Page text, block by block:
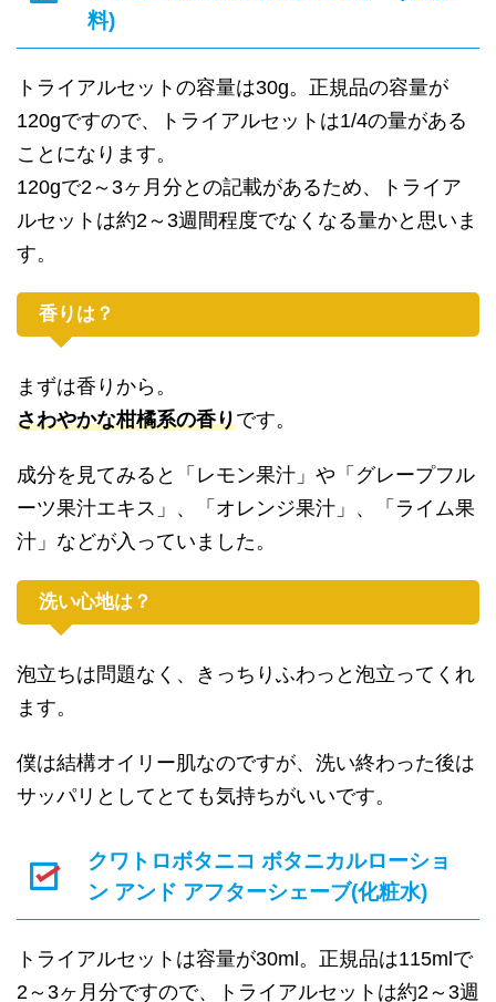
料)
トライアルセットの容量は30g。正規品の容量が
120gですので、トライアルセットは1/4の量がある
ことになります。
120gで2～3ヶ月分との記載があるため、トライア
ルセットは約2～3週間程度でなくなる量かと思いま
す。
香りは？
まずは香りから。
さわやかな柑橘系の香りです。
成分を見てみると「レモン果汁」や「グレープフル
ーツ果汁エキス」、「オレンジ果汁」、「ライム果
汁」などが入っていました。
洗い心地は？
泡立ちは問題なく、きっちりふわっと泡立ってくれ
ます。
僕は結構オイリー肌なのですが、洗い終わった後は
サッパリとしてとても気持ちがいいです。
クワトロボタニコ ボタニカルローショ
ン アンド アフターシェーブ(化粧水)
トライアルセットは容量が30ml。正規品は115mlで
2～3ヶ月分ですので、トライアルセットは約2～3週